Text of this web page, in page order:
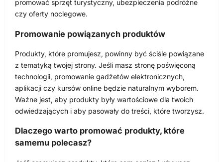
promować sprzęt turystyczny, ubezpieczenia podróżne
czy oferty noclegowe.
Promowanie powiązanych produktów
Produkty, które promujesz, powinny być ściśle powiązane
z tematyką twojej strony. Jeśli masz stronę poświęconą
technologii, promowanie gadżetów elektronicznych,
aplikacji czy kursów online będzie naturalnym wyborem.
Ważne jest, aby produkty były wartościowe dla twoich
odwiedzających i aby pasowały do treści, które tworzysz.
Dlaczego warto promować produkty, które
samemu polecasz?